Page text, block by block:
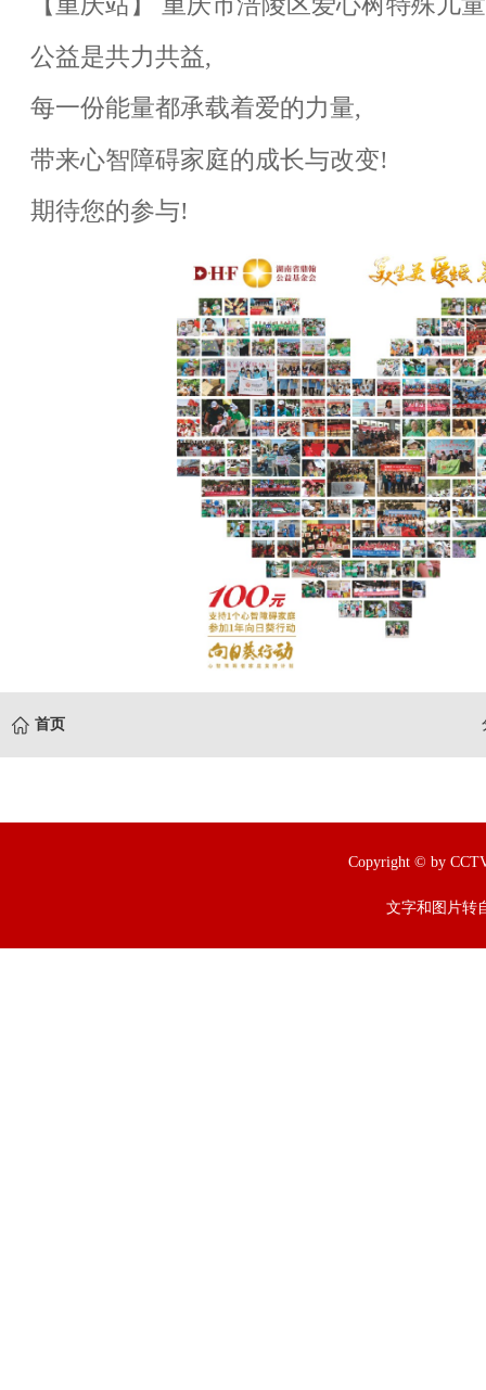
公益是共力共益,
每一份能量都承载着爱的力量,
带来心智障碍家庭的成长与改变!
期待您的参与!
首页
Copyright © by
文字和图片转